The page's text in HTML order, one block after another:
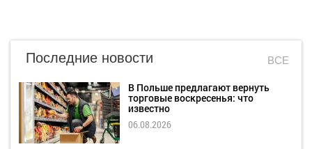
Последние новости ВСЕ
В Польше предлагают вернуть
торговые воскресенья: что
известно
06.08.2026